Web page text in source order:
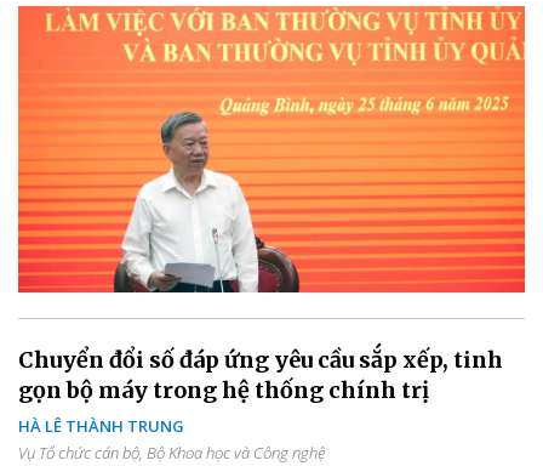
Chuyển đổi số đáp ứng yêu cầu sắp xếp, tinh
gọn bộ máy trong hệ thống chính trị
HÀ LÊ THÀNH TRUNG
Vụ Tổ chức cán bộ, Bộ Khoa học và Công nghệ